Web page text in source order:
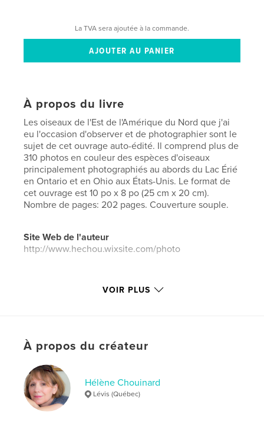
La TVA sera ajoutée à la commande.
À propos du livre
Les oiseaux de l'Est de l'Amérique du Nord que j'ai
eu l'occasion d'observer et de photographier sont le
sujet de cet ouvrage auto-édité. Il comprend plus de
310 photos en couleur des espèces d'oiseaux
principalement photographiés au abords du Lac Érié
en Ontario et en Ohio aux États-Unis. Le format de
cet ouvrage est 10 po x 8 po (25 cm x 20 cm).
Nombre de pages: 202 pages. Couverture souple.
Site Web de l'auteur
http://www.hechou.wixsite.com/photo
Caractéristiques et détails
Format choisi:
# de pages: 202
Date de publication:
LangueFrench
Mots-clés
VOIR PLUS
À propos du créateur
Hélène Chouinard
Lévis (Québec)